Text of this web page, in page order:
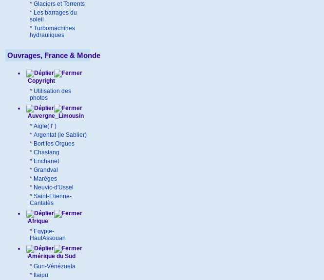
* Glaciers et Torrents
* Les barrages du
soleil
* Turbomachines
hydrauliques
Ouvrages, France & Monde
Copyright
* Utilisation des
photos
Auvergne_Limousin
* Aigle( l' )
* Argentat (le Sablier)
* Bort les Orgues
* Chastang
* Enchanet
* Grandval
* Marèges
* Neuvic-d'Ussel
* Saint-Etienne-
Cantalès
Afrique
* Egypte-
HautAssouan
Amérique du Sud
* Guri-Vénézuela
* Itaipu